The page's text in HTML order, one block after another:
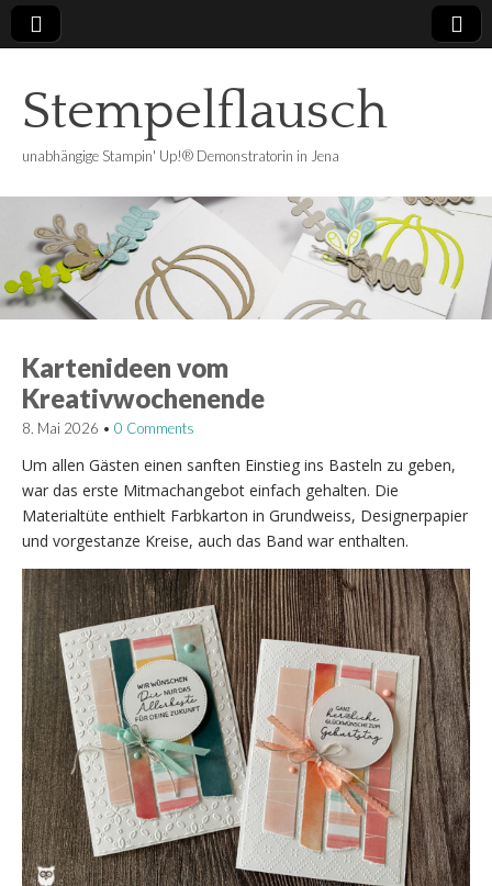
Stempelflausch
unabhängige Stampin' Up!® Demonstratorin in Jena
Kartenideen vom
Kreativwochenende
8. Mai 2026 • 0 Comments
Um allen Gästen einen sanften Einstieg ins Basteln zu geben,
war das erste Mitmachangebot einfach gehalten. Die
Materialtüte enthielt Farbkarton in Grundweiss, Designerpapier
und vorgestanze Kreise, auch das Band war enthalten.